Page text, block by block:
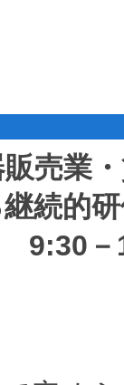
売業
続的
9:30